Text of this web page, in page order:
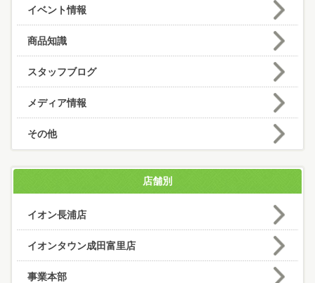
イベント情報
商品知識
スタッフブログ
メディア情報
その他
店舗別
イオン長浦店
イオンタウン成田富里店
事業本部